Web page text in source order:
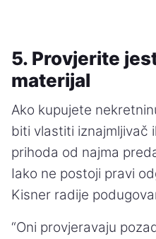
5. Provjerite
materijal
Ako kupujete
biti vlastiti iznajmljivač
prihoda od najma
Iako ne postoji pravi
Kisner radije
“Oni provjeravaju